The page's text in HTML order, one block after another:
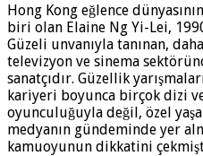
Hong Kong eğlence
biri olan Elaine Ng Yi-Lei, 1990
Güzeli unvanıyla tanınan,
televizyon ve sinema
sanatçıdır. Güzellik
kariyeri boyunca birçok dizi
oyunculuğuyla değil, özel
medyanın gündeminde yer
kamuoyunun dikkatini